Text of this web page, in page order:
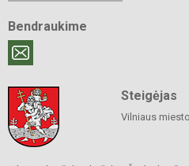
Bendraukime
Steigėjas
Vilniaus